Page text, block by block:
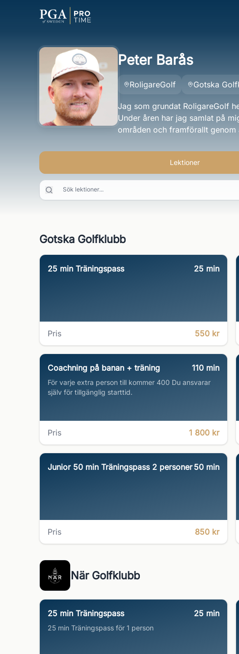
Peter Barås
RoligareGolf Gotska
Jag som grundat RoligareGolf
Under åren har jag samlat på
områden och framförallt
Lektioner
Sök lektioner...
Gotska Golfklubb
25 min Träningspass 25 min
Pris 550 kr
Coachning på banan + träning 110 min
För varje extra person till kommer 400 Du ansvarar
själv för tillgänglig starttid.
Pris 1 800 kr
Junior 50 min Träningspass 2 personer 50 min
Pris 850 kr
När Golfklubb
25 min Träningspass 25 min
25 min Träningspass för 1 person